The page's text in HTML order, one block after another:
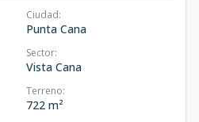
Ciudad:
Punta Cana
Sector:
Vista Cana
Terreno:
722 m²